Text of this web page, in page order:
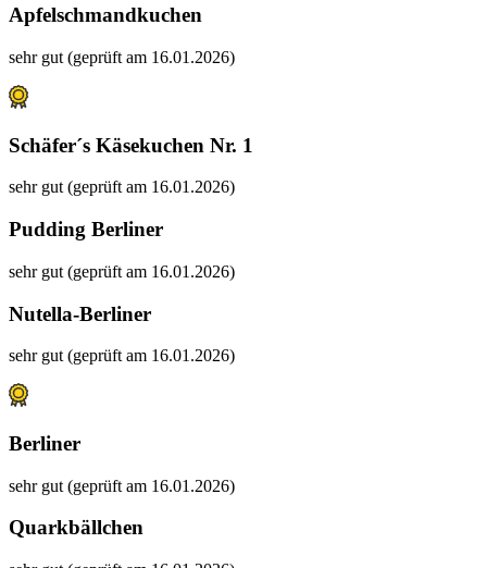
Apfelschmandkuchen
sehr gut (geprüft am 16.01.2026)
Schäfer´s Käsekuchen Nr. 1
sehr gut (geprüft am 16.01.2026)
Pudding Berliner
sehr gut (geprüft am 16.01.2026)
Nutella-Berliner
sehr gut (geprüft am 16.01.2026)
Berliner
sehr gut (geprüft am 16.01.2026)
Quarkbällchen